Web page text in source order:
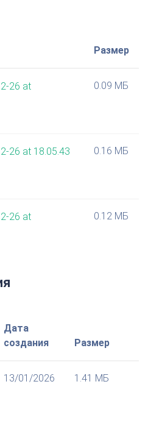
Размер
26 at
0.09 МБ
26 at 18.05.43
0.16 МБ
26 at
0.12 МБ
Дата
создания
Размер
13/01/2026 1.41 МБ